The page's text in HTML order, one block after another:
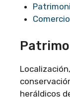
Comercio
heráldicos